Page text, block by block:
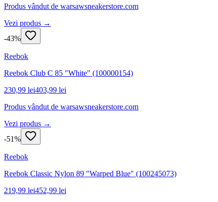
Produs vândut de warsawsneakerstore.com
Vezi produs →
-43%
Reebok
Reebok Club C 85 "White" (100000154)
230,99 lei403,99 lei
Produs vândut de warsawsneakerstore.com
Vezi produs →
-51%
Reebok
Reebok Classic Nylon 89 "Warped Blue" (100245073)
219,99 lei452,99 lei